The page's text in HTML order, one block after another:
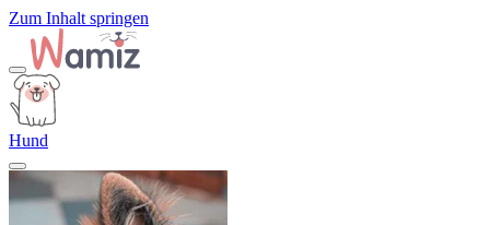
Zum Inhalt springen
Hund